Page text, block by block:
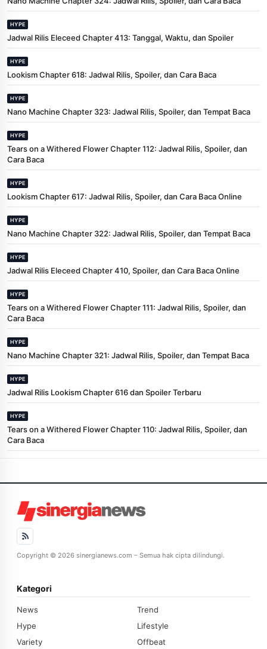
HYPE
Jadwal Rilis Eleceed Chapter 413: Tanggal, Waktu, dan Spoiler
HYPE
Lookism Chapter 618: Jadwal Rilis, Spoiler, dan Cara Baca
HYPE
Nano Machine Chapter 323: Jadwal Rilis, Spoiler, dan Tempat Baca
HYPE
Tears on a Withered Flower Chapter 112: Jadwal Rilis, Spoiler, dan
Cara Baca
HYPE
Lookism Chapter 617: Jadwal Rilis, Spoiler, dan Cara Baca Online
HYPE
Nano Machine Chapter 322: Jadwal Rilis, Spoiler, dan Tempat Baca
HYPE
Jadwal Rilis Eleceed Chapter 410, Spoiler, dan Cara Baca Online
HYPE
Tears on a Withered Flower Chapter 111: Jadwal Rilis, Spoiler, dan
Cara Baca
HYPE
Nano Machine Chapter 321: Jadwal Rilis, Spoiler, dan Tempat Baca
HYPE
Jadwal Rilis Lookism Chapter 616 dan Spoiler Terbaru
HYPE
Tears on a Withered Flower Chapter 110: Jadwal Rilis, Spoiler, dan
Cara Baca
Copyright © 2026 sinergianews.com – Semua hak cipta dilindungi.
Kategori
News
Trend
Hype
Lifestyle
Variety
Offbeat